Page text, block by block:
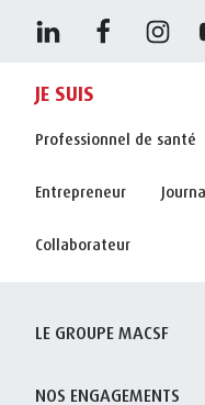
JE SUIS
Professionnel de santé
Entrepreneur
Collaborateur
LE GROUPE MACSF
NOS ENGAGEMENTS